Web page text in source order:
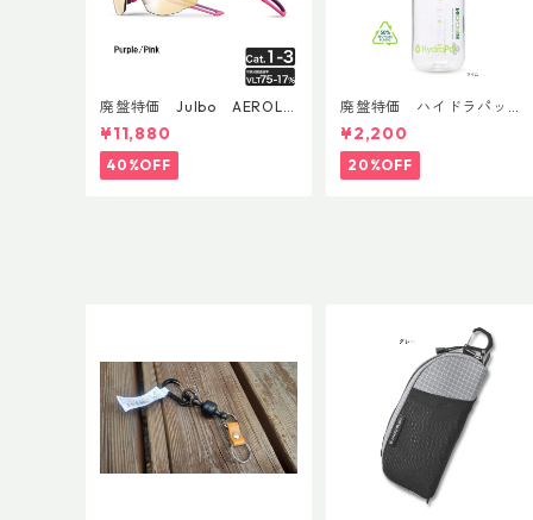
廃盤特価 Julbo AEROLIT
E AsianFit
¥11,880
40%OFF
廃盤特価 ハイドラパッ
ク リーコン ツイスト＆シ
ップ 500ml
¥2,200
20%OFF